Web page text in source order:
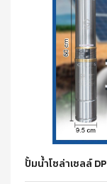
ปั้มน้ำโซล่าเซลล์